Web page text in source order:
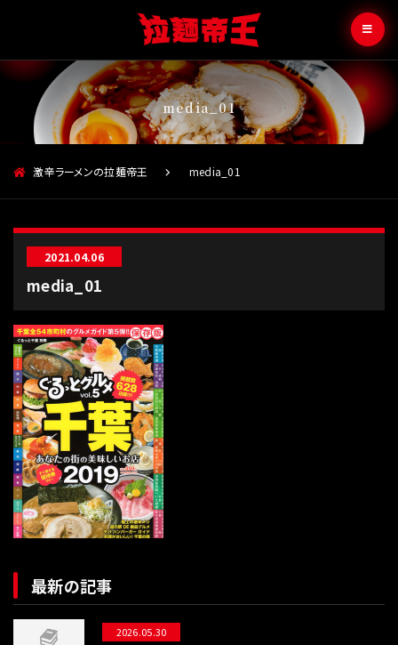
media_01
激辛ラーメンの拉麺帝王 media_01
2021.04.06
media_01
最新の記事
2026.05.30